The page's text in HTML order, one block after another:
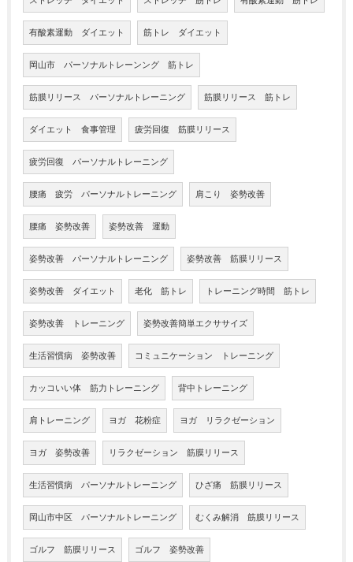
有酸素運動 ダイエット 筋トレ ダイエット
岡山市 パーソナルトレーンング 筋トレ
筋膜リリース パーソナルトレーニング 筋膜リリース 筋トレ
ダイエット 食事管理 疲労回復 筋膜リリース
疲労回復 パーソナルトレーニング
腰痛 疲労 パーソナルトレーニング 肩こり 姿勢改善
腰痛 姿勢改善 姿勢改善 運動
姿勢改善 パーソナルトレーニング 姿勢改善 筋膜リリース
姿勢改善 ダイエット 老化 筋トレ トレーニング時間 筋トレ
姿勢改善 トレーニング 姿勢改善簡単エクササイズ
生活習慣病 姿勢改善 コミュニケーション トレーニング
カッコいい体 筋力トレーニング 背中トレーニング
肩トレーニング ヨガ 花粉症 ヨガ リラクゼーション
ヨガ 姿勢改善 リラクゼーション 筋膜リリース
生活習慣病 パーソナルトレーニング ひざ痛 筋膜リリース
岡山市中区 パーソナルトレーニング むくみ解消 筋膜リリース
ゴルフ 筋膜リリース ゴルフ 姿勢改善